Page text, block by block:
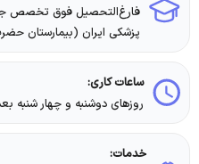
فارغ‌التحصیل فوق تخصص
پزشکی ایران (بیمارستان
ساعات کاری:
روزهای دوشنبه و چهار شنبه بعد
خدمات: